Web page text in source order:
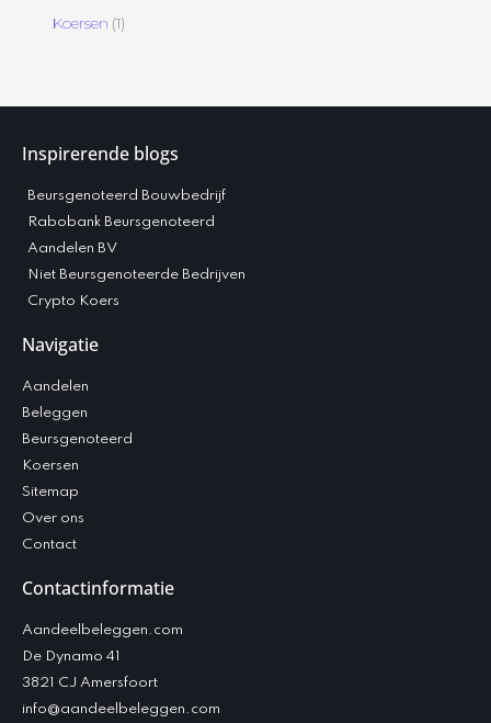
Koersen (1)
Inspirerende blogs
Beursgenoteerd Bouwbedrijf
Rabobank Beursgenoteerd
Aandelen BV
Niet Beursgenoteerde Bedrijven
Crypto Koers
Navigatie
Aandelen
Beleggen
Beursgenoteerd
Koersen
Sitemap
Over ons
Contact
Contactinformatie
Aandeelbeleggen.com
De Dynamo 41
3821 CJ Amersfoort
info@aandeelbeleggen.com